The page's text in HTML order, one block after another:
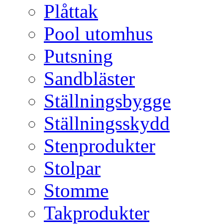
Plåttak
Pool utomhus
Putsning
Sandbläster
Ställningsbygge
Ställningsskydd
Stenprodukter
Stolpar
Stomme
Takprodukter